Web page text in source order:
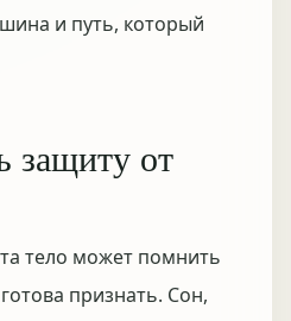
и путь, который
защиту от
тело может помнить
признать. Сон,